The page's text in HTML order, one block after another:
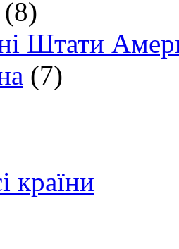
(8)
Штати
(7)
країни